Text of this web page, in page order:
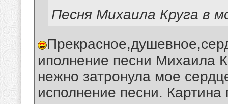
Песня Михаила Круга в
иполнение песни Михаила
нежно затронула мое
исполнение песни.